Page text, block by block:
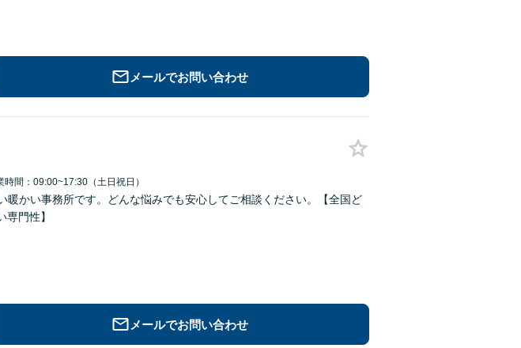
メールでお問い合わせ
時間：09:00~17:30（土日祝日）
暖かい事務所です。どんな悩みでも安心してご相談ください。【全国ど
門性】
メールでお問い合わせ